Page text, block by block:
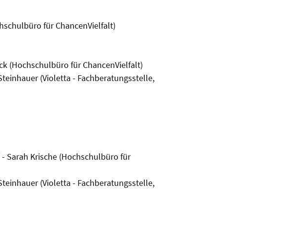
für ChancenVielfalt)
(Hochschulbüro für ChancenVielfalt)
(Violetta - Fachberatungsstelle,
Sarah Krische (Hochschulbüro für
(Violetta - Fachberatungsstelle,